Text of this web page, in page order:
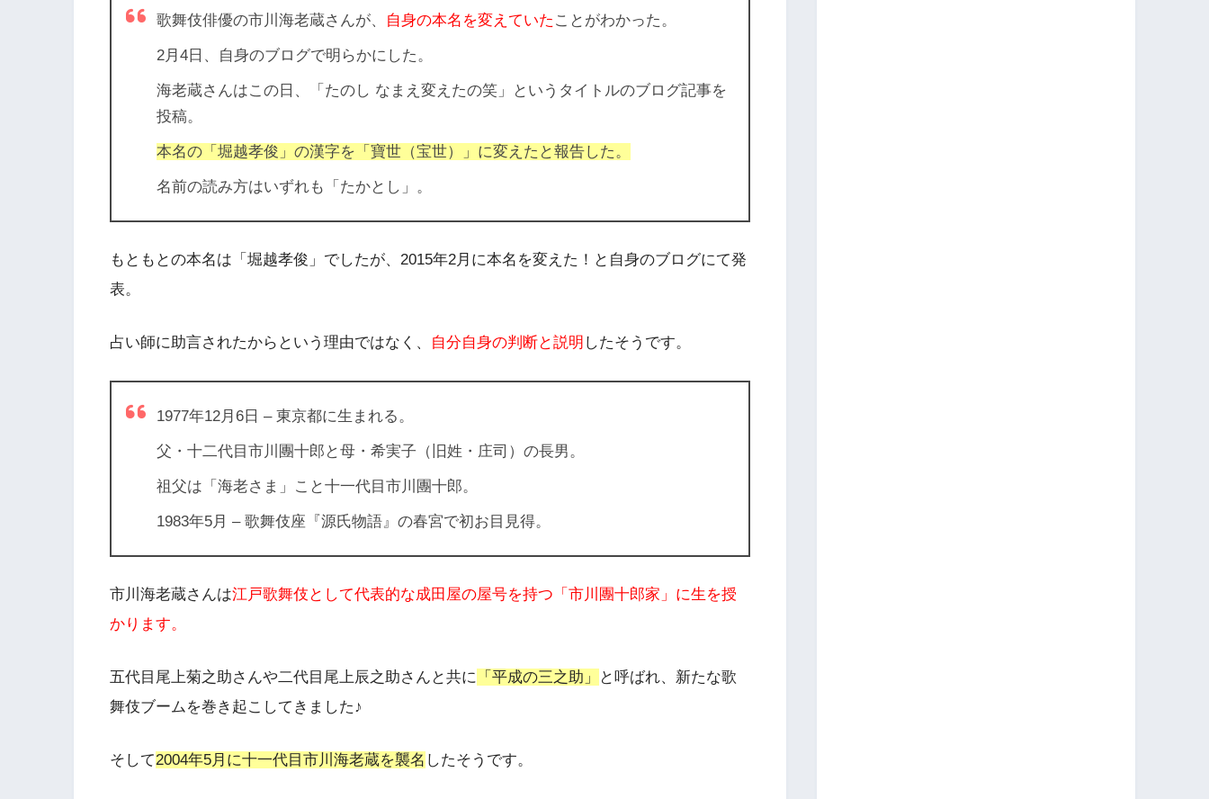
歌舞伎俳優の市川海老蔵さんが、 自身の本名を変えていた ことがわかった。
2月4日、自身のブログで明らかにした。
海老蔵さんはこの日、 「たのし なまえ変えたの笑」
というタイトルのブログ記事を
投稿。
本名の「堀越孝俊」の漢字を「寶世（宝世）」に変えたと報告した。
名前の読み方はいずれも「たかとし」。
もともとの本名は「堀越孝俊」でしたが、2015年2月に本名を変えた！と自身のブログにて発
表。
占い師に助言されたからという理由ではなく、 自分自身の判断と説明 したそうです。
1977年12月6日 – 東京都に生まれる。
父・十二代目市川團十郎と母・希実子（旧姓・庄司）の長男。
祖父は「海老さま」こと十一代目市川團十郎。
1983年5月 – 歌舞伎座『源氏物語』の春宮で初お目見得。
市川海老蔵さんは江戸歌舞伎として代表的な成田屋の屋号を持つ「市川團十郎家」に生を授
かります。
五代目尾上菊之助さんや二代目尾上辰之助さんと共に 「平成の三之助」
と呼ばれ、新たな歌
舞伎ブームを巻き起こしてきました♪
そして2004年5月に十一代目市川海老蔵を襲名 したそうです。